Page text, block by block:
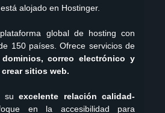
está alojado en Hostinger.
global de hosting con
150 países. Ofrece servicios de
correo electrónico y
sitios web.
suexcelente relación calidad-
en la accesibilidad para